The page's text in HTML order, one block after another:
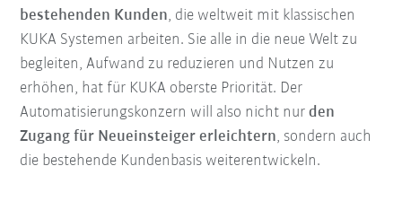
bestehenden Kunden, die weltweit mit klassischen
KUKA Systemen arbeiten. Sie alle in die neue Welt zu
begleiten, Aufwand zu reduzieren und Nutzen zu
erhöhen, hat für KUKA oberste Priorität. Der
Automatisierungskonzern will also nicht nurden
Zugang für Neueinsteiger erleichtern, sondern auch
die bestehende Kundenbasis weiterentwickeln.